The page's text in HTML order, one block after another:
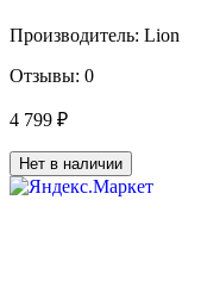
Производитель: Lion
Отзывы: 0
4 799 ₽
Нет в наличии